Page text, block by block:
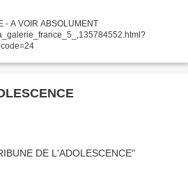
- A VOIR ABSOLUMENT